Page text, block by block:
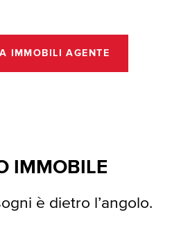
IMMOBILI AGENTE
IMMOBILE
è dietro l’angolo.